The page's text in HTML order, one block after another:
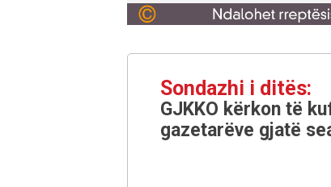
Sondazhi i ditës:
GJKKO kërkon të
gazetarëve gjatë